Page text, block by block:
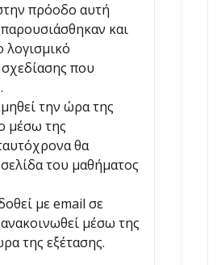
πρόοδο αυτή
και
που
την ώρα της
μέσω της
θα
του μαθήματος
με email σε
μέσω της
της εξέτασης.